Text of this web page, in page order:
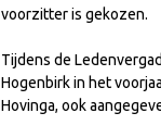
voorzitter is gekozen.
Tijdens de
Hogenbirk in het
Hovinga, ook